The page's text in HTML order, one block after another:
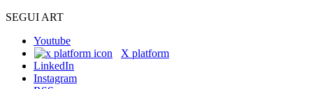
SEGUI ART
Youtube
X platform
LinkedIn
Instagram